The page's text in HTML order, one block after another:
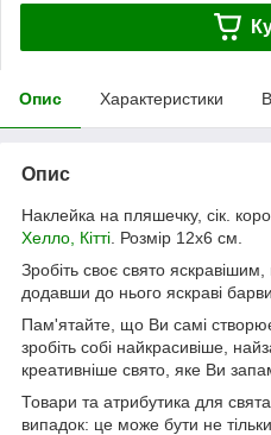
Опис Характеристики
Опис
Наклейка на пляшечку, сік.
Хелло, Кітті . Розмір 12х6 см.
Зробіть своє свято
додавши до нього яскраві
Пам'ятайте, що Ви самі
зробіть собі найкрасивіше,
креативніше свято, яке Ви
Товари та атрибутика для
випадок: це може бути не